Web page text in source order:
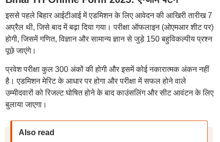
इससे पहले बिहार आईटीआई में एडमिशन के लिए आवेदन की आखिरी तारीख 7
अप्रैल थी, जिसे बाद में बढ़ा दिया गया। परीक्षा ऑफलाइन (ओएमआर शीट पर)
होगी, जिसमें गणित, विज्ञान और सामान्य ज्ञान से जुड़े 150 बहुविकल्पीय प्रश्न
पूछे जाएंगे।
प्रवेश परीक्षा कुल 300 अंकों की होगी और इसमें कोई नकारात्मक अंकन नहीं
है। एडमिशन मेरिट के आधार पर होगा और परीक्षा में सफल होने वाले
उम्मीदवारों को रिजल्ट घोषित होने के बाद काउंसलिंग और सीट आवंटन के लिए
बुलाया जाएगा।
Also read